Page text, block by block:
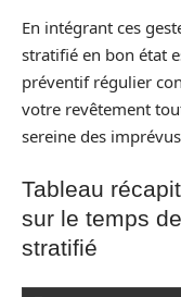
En intégrant ces
stratifié en bon état
préventif régulier
votre revêtement
sereine des
Tableau
sur le temps
stratifié